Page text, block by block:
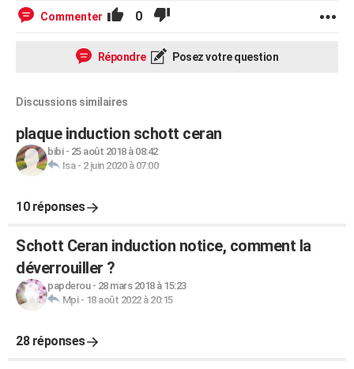
Commenter 0
Répondre Posez votre question
Discussions similaires
plaque induction schott ceran
bibi- 25 août 2018 à 08:42
Isa- 2 juin 2020 à 07:00
10 réponses
Schott Ceran induction notice, comment la
déverrouiller ?
papderou- 28 mars 2018 à 15:23
Mpi- 18 août 2022 à 20:15
28 réponses